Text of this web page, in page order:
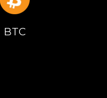
BTC